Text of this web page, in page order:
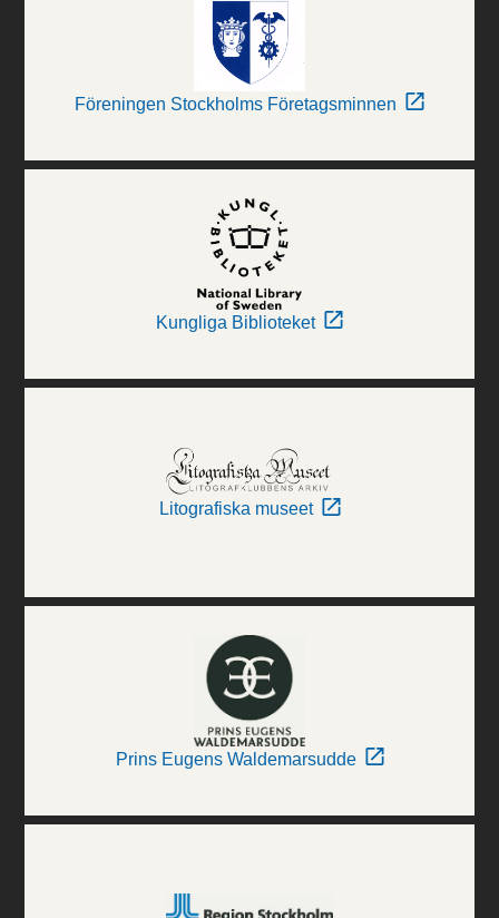
Föreningen Stockholms Företagsminnen
Kungliga Biblioteket
Litografiska museet
Prins Eugens Waldemarsudde